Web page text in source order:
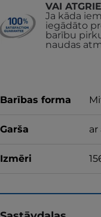
VAI
Ja kāda
iegādāto
barību
naudas
Barības forma
Garša ar
Izmēri